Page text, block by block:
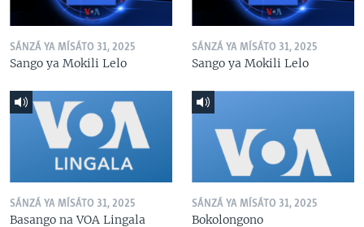
SÁNZÁ YA MÍSÁTO 31, 2025
Sango ya Mokili Lelo
SÁNZÁ YA MÍSÁTO 31, 2025
Sango ya Mokili Lelo
SÁNZÁ YA MÍSÁTO 31, 2025
Basango na VOA Lingala
SÁNZÁ YA MÍSÁTO 31, 2025
Bokolongono